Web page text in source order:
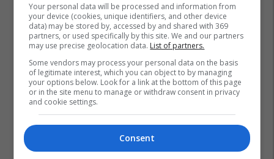
Microsoft Xbox Series X25 Limited Edition
Your personal data will be processed and information from
your device (cookies, unique identifiers, and other device
data) may be stored by, accessed by and shared with 369
partners, or used specifically by this site. We and our partners
may use precise geolocation data. List of partners.
Some vendors may process your personal data on the basis
of legitimate interest, which you can object to by managing
your options below. Look for a link at the bottom of this page
or in the site menu to manage or withdraw consent in privacy
and cookie settings.
Consent